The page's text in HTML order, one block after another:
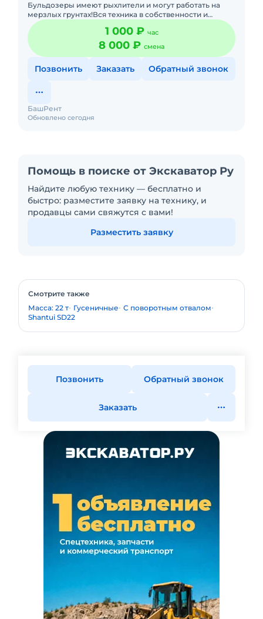
Бульдозеры имеют рыхлители и могут работать на
мерзлых грунтах!Вся техника в собственности и
эксплуатируется профессиональными
механизаторами с опытом работ на
1 000 ₽ час
8 000 ₽ смена
Позвонить Заказать Обратный звонок
Обновлено сегодня
БашРент
Помощь в поиске от Экскаватор Ру
Найдите любую технику — бесплатно и
быстро: разместите заявку на технику, и
продавцы сами свяжутся с вами!
Разместить заявку
Смотрите также
Масса: 22 т Гусеничные С поворотным отвалом
Shantui SD22
Позвонить Обратный звонок
Заказать